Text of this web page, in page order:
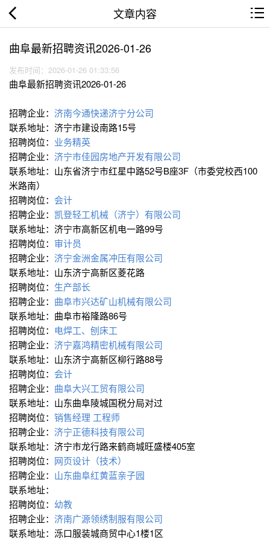
文章内容
曲阜最新招聘资讯2026-01-26
发布时间：2026-01-26 01:33:56
曲阜最新招聘资讯2026-01-26
招聘企业： 济南今通快递济宁分公司
联系地址：济宁市建设南路15号
招聘岗位： 业务精英
招聘企业： 济宁市佳园房地产开发有限公司
联系地址：山东省济宁市红星中路52号B座3F（市委党校西100
米路南）
招聘岗位： 会计
招聘企业： 凯登轻工机械（济宁）有限公司
联系地址：济宁市高新区机电一路99号
招聘岗位： 审计员
招聘企业： 济宁金洲金属冲压有限公司
联系地址：山东济宁高新区菱花路
招聘岗位： 生产部长
招聘企业： 曲阜市兴达矿山机械有限公司
联系地址：曲阜市裕隆路86号
招聘岗位： 电焊工、刨床工
招聘企业： 济宁嘉鸿精密机械有限公司
联系地址：山东济宁高新区柳行路88号
招聘岗位： 会计
招聘企业： 曲阜大兴工贸有限公司
联系地址：山东曲阜陵城国税分局对过
招聘岗位： 销售经理 工程师
招聘企业： 济宁正德科技有限公司
联系地址：济宁市龙行路来鹤商城旺盛楼405室
招聘岗位： 网页设计（技术）
招聘企业： 山东曲阜红黄蓝亲子园
联系地址：
招聘岗位： 幼教
招聘企业： 济南广源领绣制服有限公司
联系地址：泺口服装城商贸中心1楼1区